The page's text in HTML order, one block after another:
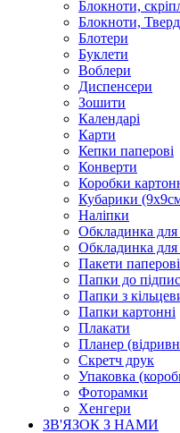
Блокноти,
Блокноти,
Блотери
Буклети
Воблери
Диспенсери
Зошити
Календарі
Карти
Кепки паперові
Конверти
Коробки
Кубарики
Наліпки
Обкладинка
Обкладинка
Пакети паперові
Папки до
Папки з
Папки картонні
Плакати
Планер
Скретч друк
Упаковка
Фоторамки
Хенгери
ЗВ'ЯЗОК З НАМИ